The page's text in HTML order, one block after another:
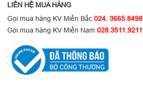
LIÊN HỆ MUA HÀNG
Gọi mua hàng KV Miền Bắc 024. 3665.8498
Gọi mua hàng KV Miền Nam 028.3511.9211